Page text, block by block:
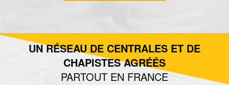
UN RÉSEAU DE CENTRALES ET DE
CHAPISTES AGRÉÉS
PARTOUT EN FRANCE